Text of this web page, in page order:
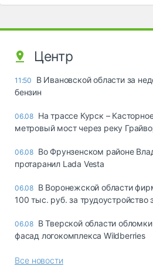
Центр
11:50
В Ивановской области за
бензин
06.08 На трассе Курск –
метровый мост через реку
06.08 Во Фрунзенском районе
протаранил Lada Vesta
06.08 В Воронежской области
100 тыс. руб. за
06.08 В Тверской области
фасад логокомплекса Wildberries
Все новости